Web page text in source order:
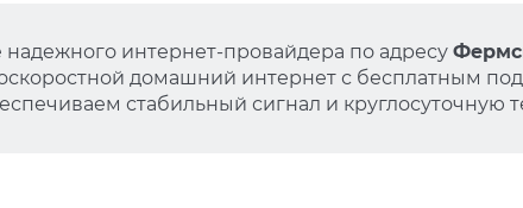
интернет-провайдера по адресу
домашний интернет с бесплатным
стабильный сигнал и круглосуточную